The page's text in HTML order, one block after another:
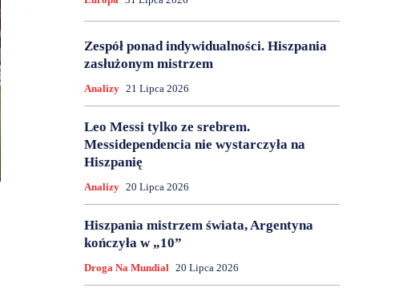
Zespół ponad indywidualności. Hiszpania
zasłużonym mistrzem
Analizy 21 Lipca 2026
Leo Messi tylko ze srebrem.
Messidependencia nie wystarczyła na
Hiszpanię
Analizy 20 Lipca 2026
Hiszpania mistrzem świata, Argentyna
kończyła w „10”
Droga Na Mundial 20 Lipca 2026